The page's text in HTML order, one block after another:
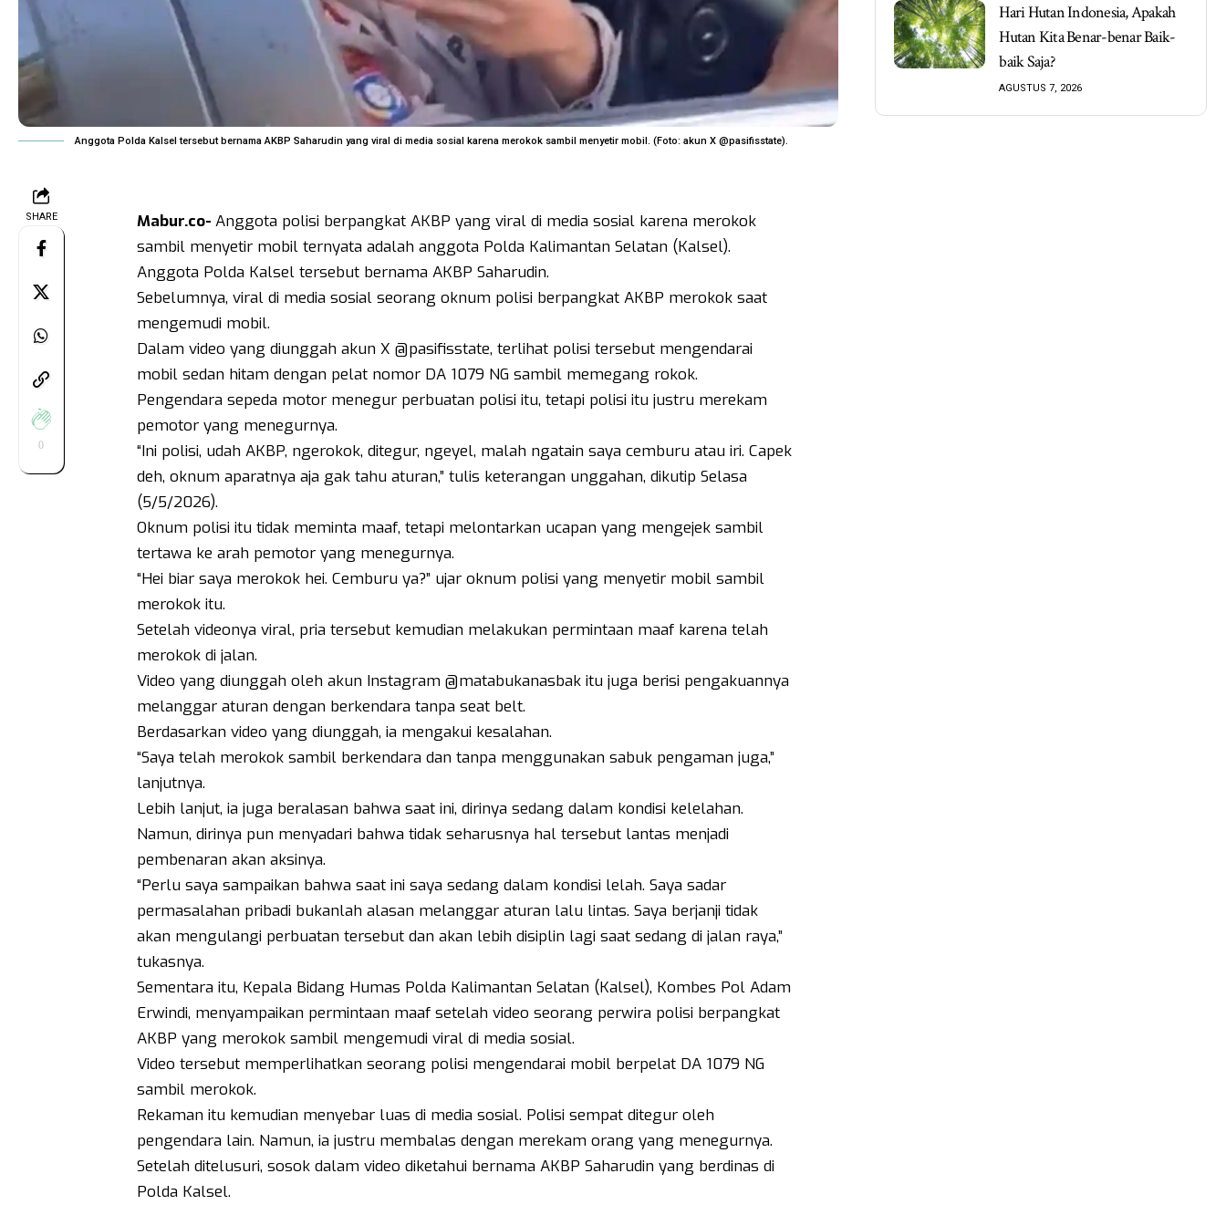
Anggota Polda Kalsel tersebut bernama AKBP Saharudin yang viral di media sosial karena merokok sambil menyetir mobil. (Foto: akun X @pasifisstate).
SHARE
0
Mabur.co- Anggota polisi berpangkat AKBP yang viral di media sosial karena merokok
sambil menyetir mobil ternyata adalah anggota Polda Kalimantan Selatan (Kalsel).
Anggota Polda Kalsel tersebut bernama AKBP Saharudin.
Sebelumnya, viral di media sosial seorang oknum polisi berpangkat AKBP merokok saat
mengemudi mobil.
Dalam video yang diunggah akun X @pasifisstate, terlihat polisi tersebut mengendarai
mobil sedan hitam dengan pelat nomor DA 1079 NG sambil memegang rokok.
Pengendara sepeda motor menegur perbuatan polisi itu, tetapi polisi itu justru merekam
pemotor yang menegurnya.
“Ini polisi, udah AKBP, ngerokok, ditegur, ngeyel, malah ngatain saya cemburu atau iri. Capek
deh, oknum aparatnya aja gak tahu aturan,” tulis keterangan unggahan, dikutip Selasa
(5/5/2026).
Oknum polisi itu tidak meminta maaf, tetapi melontarkan ucapan yang mengejek sambil
tertawa ke arah pemotor yang menegurnya.
“Hei biar saya merokok hei. Cemburu ya?” ujar oknum polisi yang menyetir mobil sambil
merokok itu.
Setelah videonya viral, pria tersebut kemudian melakukan permintaan maaf karena telah
merokok di jalan.
Video yang diunggah oleh akun Instagram @matabukanasbak itu juga berisi pengakuannya
melanggar aturan dengan berkendara tanpa seat belt.
Berdasarkan video yang diunggah, ia mengakui kesalahan.
“Saya telah merokok sambil berkendara dan tanpa menggunakan sabuk pengaman juga,”
lanjutnya.
Lebih lanjut, ia juga beralasan bahwa saat ini, dirinya sedang dalam kondisi kelelahan.
Namun, dirinya pun menyadari bahwa tidak seharusnya hal tersebut lantas menjadi
pembenaran akan aksinya.
“Perlu saya sampaikan bahwa saat ini saya sedang dalam kondisi lelah. Saya sadar
permasalahan pribadi bukanlah alasan melanggar aturan lalu lintas. Saya berjanji tidak
akan mengulangi perbuatan tersebut dan akan lebih disiplin lagi saat sedang di jalan raya,”
tukasnya.
Sementara itu, Kepala Bidang Humas Polda Kalimantan Selatan (Kalsel), Kombes Pol Adam
Erwindi, menyampaikan permintaan maaf setelah video seorang perwira polisi berpangkat
AKBP yang merokok sambil mengemudi viral di media sosial.
Video tersebut memperlihatkan seorang polisi mengendarai mobil berpelat DA 1079 NG
sambil merokok.
Rekaman itu kemudian menyebar luas di media sosial. Polisi sempat ditegur oleh
pengendara lain. Namun, ia justru membalas dengan merekam orang yang menegurnya.
Setelah ditelusuri, sosok dalam video diketahui bernama AKBP Saharudin yang berdinas di
Polda Kalsel.
Hari Hutan Indonesia, Apakah
Hutan Kita Benar-benar Baik-
baik Saja?
AGUSTUS 7, 2026